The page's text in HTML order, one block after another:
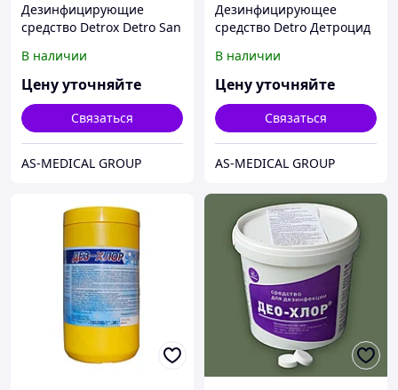
Дезинфицирующие
средство Detrox Detro San
В наличии
Цену уточняйте
Связаться
AS-MEDICAL GROUP
Дезинфицирующее
средство Detro Детроцид
В наличии
Цену уточняйте
Связаться
AS-MEDICAL GROUP